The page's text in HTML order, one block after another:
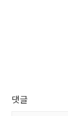
댓글